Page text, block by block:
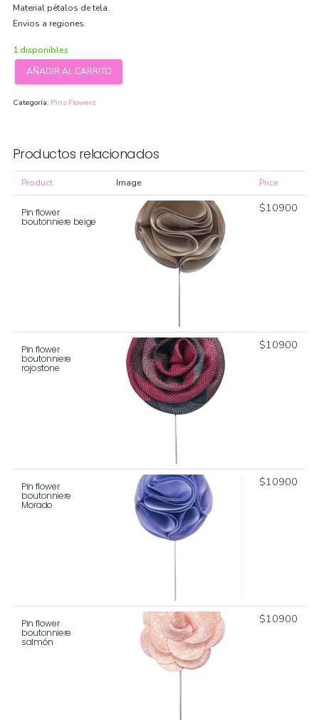
Material pétalos de tela.
Envios a regiones.
1 disponibles
boutonniere
AÑADIR AL CARRITO
Categoría: Pins Flowers
Productos relacionados
Product Image Price
Pin flower
boutonniere beige
$10900
Pin flower
boutonniere
rojostone
$10900
Pin flower
boutonniere
Morado
$10900
Pin flower
boutonniere
salmón
$10900